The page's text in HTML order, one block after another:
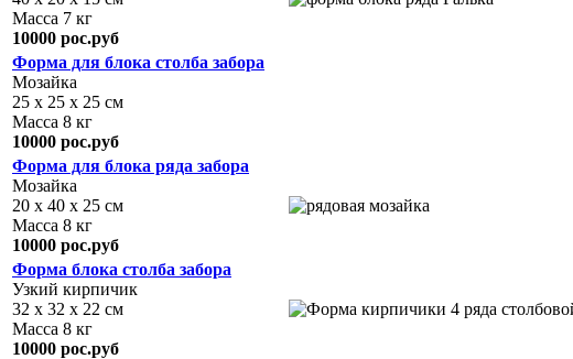
Масса 7 кг
10000 рос.руб
Форма для блока столба забора
Мозайка
25 х 25 х 25 см
Масса 8 кг
10000 рос.руб
Форма для блока ряда забора
Мозайка
20 х 40 х 25 см
Масса 8 кг
10000 рос.руб
Форма блока столба забора
Узкий кирпичик
32 х 32 х 22 см
Масса 8 кг
10000 рос.руб